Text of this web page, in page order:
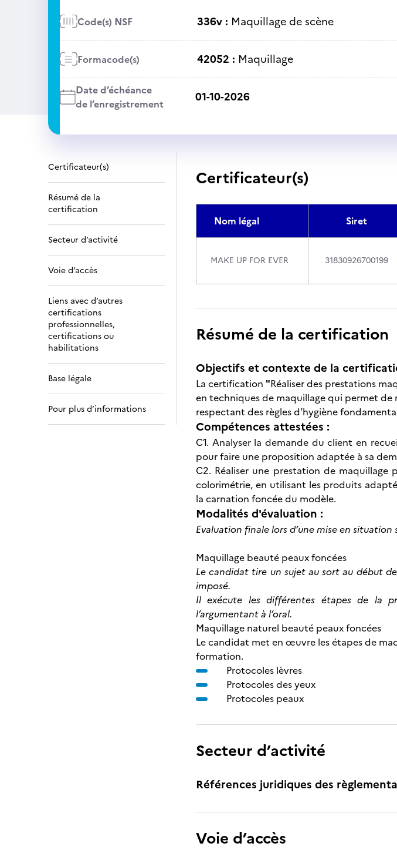
Code(s) NSF 336v : Maquillage de scène
Formacode(s) 42052 : Maquillage
Date d’échéance
de l’enregistrement
01-10-2026
Certificateur(s)
Résumé de la
certification
Secteur d’activité
Voie d’accès
Liens avec d’autres
certifications
professionnelles,
certifications ou
habilitations
Base légale
Pour plus d’informations
Certificateur(s)
Nom légal Siret
MAKE UP FOR EVER 31830926700199
Résumé de la certification
Objectifs et contexte de la
La certification "Réaliser des prestations
en techniques de maquillage qui permet
respectant des règles d’hygiène
Compétences attestées :
C1. Analyser la demande du client en
pour faire une proposition adaptée à sa
C2. Réaliser une prestation de maquillage
colorimétrie, en utilisant les produits
la carnation foncée du modèle.
Modalités d'évaluation :
Evaluation finale lors d’une mise en
Maquillage beauté peaux foncées
Le candidat tire un sujet au sort au début
imposé.
Il exécute les différentes étapes de la
l’argumentant à l’oral.
Maquillage naturel beauté peaux foncées
Le candidat met en œuvre les étapes de
formation.
Protocoles lèvres
Protocoles des yeux
Protocoles peaux
Secteur d’activité
Références juridiques des
Voie d’accès